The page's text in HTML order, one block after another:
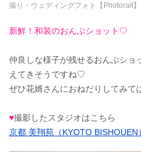
撮り・ウェディングフォト【Photorait】
新鮮！和装のおんぶショット♡
仲良しな様子が残せるおんぶショ
えてきそうですね♡
ぜひ花婿さんにおねだりしてみて
♥撮影したスタジオはこちら
京都 美翔苑（KYOTO BISHOUEN）